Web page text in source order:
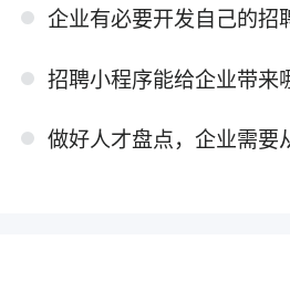
企业有必要开发自己的招
招聘小程序能给企业带来
做好人才盘点，企业需要